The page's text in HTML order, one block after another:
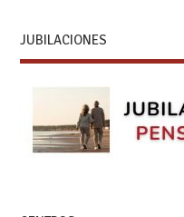
JUBILACIONES